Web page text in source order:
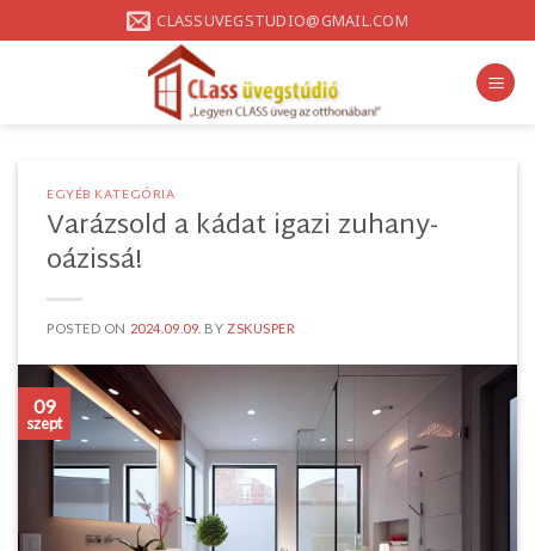
to
CLASSUVEGSTUDIO@GMAIL.COM
EGYÉB KATEGÓRIA
Varázsold a kádat igazi zuhany-
oázissá!
POSTED ON 2024.09.09. BYZSKUSPER
09
szept